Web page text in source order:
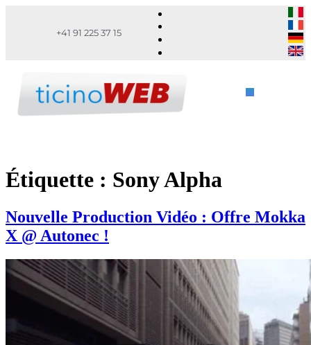
+41 91 225 37 15
Étiquette : Sony Alpha
Nouvelle Production Vidéo : Offre Mokka
X @ Autonec !